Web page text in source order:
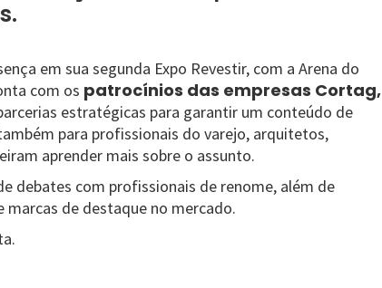
em sua segunda Expo Revestir, com a Arena do
com os patrocínios das empresas Cortag,
estratégicas para garantir um conteúdo de
para profissionais do varejo, arquitetos,
aprender mais sobre o assunto.
debates com profissionais de renome, além de
de destaque no mercado.